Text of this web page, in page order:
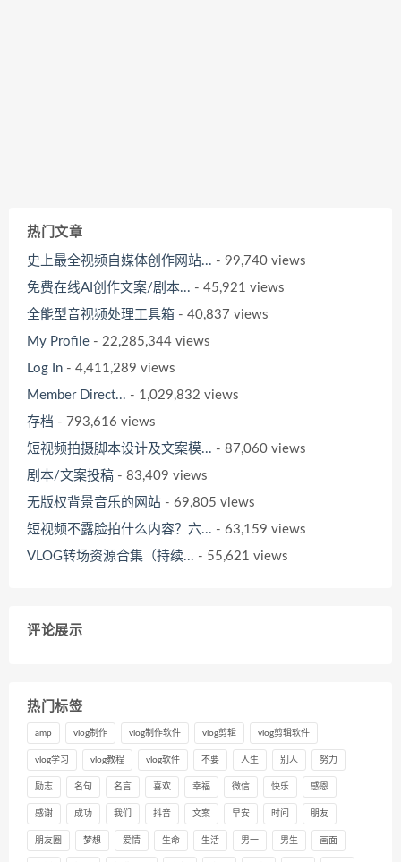
热门文章
史上最全视频自媒体创作网站... - 99,740 views
免费在线AI创作文案/剧本... - 45,921 views
全能型音视频处理工具箱 - 40,837 views
My Profile - 22,285,344 views
Log In - 4,411,289 views
Member Direct... - 1,029,832 views
存档 - 793,616 views
短视频拍摄脚本设计及文案模... - 87,060 views
剧本/文案投稿 - 83,409 views
无版权背景音乐的网站 - 69,805 views
短视频不露脸拍什么内容？六... - 63,159 views
VLOG转场资源合集（持续... - 55,621 views
评论展示
热门标签
amp vlog制作 vlog制作软件 vlog剪辑 vlog剪辑软件
vlog学习 vlog教程 vlog软件 不要 人生 别人 努力
励志 名句 名言 喜欢 幸福 微信 快乐 感恩
感谢 成功 我们 抖音 文案 早安 时间 朋友
朋友圈 梦想 爱情 生命 生活 男一 男生 画面